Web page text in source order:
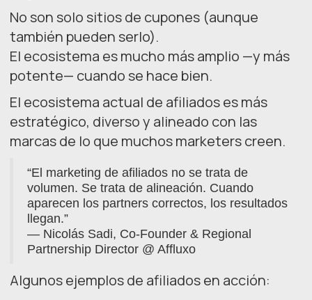
No son solo sitios de cupones (aunque
también pueden serlo).
El ecosistema es mucho más amplio —y más
potente— cuando se hace bien.
El ecosistema actual de afiliados es más
estratégico, diverso y alineado con las
marcas de lo que muchos marketers creen.
“El marketing de afiliados no se trata de
volumen. Se trata de alineación. Cuando
aparecen los partners correctos, los resultados
llegan.”
— Nicolás Sadi, Co-Founder & Regional
Partnership Director @ Affluxo
Algunos ejemplos de afiliados en acción: